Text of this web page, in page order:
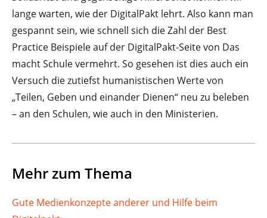
lange warten, wie der DigitalPakt lehrt. Also kann man
gespannt sein, wie schnell sich die Zahl der Best
Practice Beispiele auf der Digital­Pakt-Seite von Das
macht Schule vermehrt. So gesehen ist dies auch ein
Versuch die zutiefst humanistischen Werte von
„Teilen, Geben und einander Dienen“ neu zu bele­ben
– an den Schulen, wie auch in den Ministerien.
Mehr zum Thema
Gute Medienkonzepte anderer und Hilfe beim